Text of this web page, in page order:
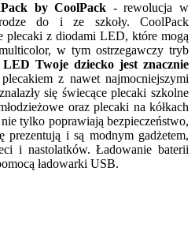
by CoolPack - rewolucja w
do i ze szkoły. CoolPack
plecaki z diodami LED, które mogą
w tym ostrzegawczy tryb
Twoje dziecko jest znacznie
z nawet najmocniejszymi
się świecące plecaki szkolne
oraz plecaki na kółkach
tylko poprawiają bezpieczeństwo,
prezentują i są modnym gadżetem,
i nastolatków. Ładowanie baterii
ładowarki USB.